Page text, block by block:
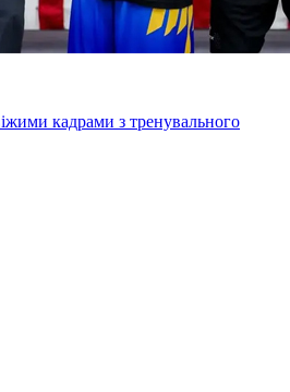
кадрами з тренувального